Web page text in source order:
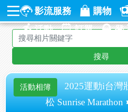
影流服務 購物
活動
訂單 登
搜尋
活動相簿
2025運動i台灣
松 Sunrise